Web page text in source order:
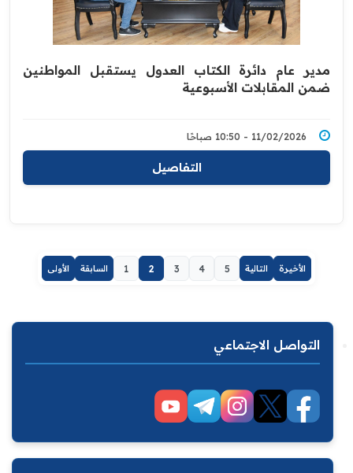
مدير عام دائرة الكتاب العدول يستقبل المواطنين
ضمن المقابلات الأسبوعية
11/02/2026 - 10:50 صباحًا
التفاصيل
الأولى السابقة 1 2 3 4 5 التالية الأخيرة
التواصل الاجتماعي